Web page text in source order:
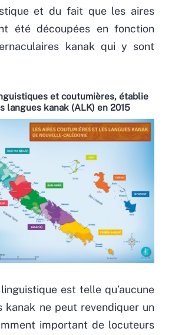
et du fait que les aires
été découpées en fonction
kanak qui y sont
et coutumières, établie
langues kanak (ALK) en 2015
est telle qu’aucune
kanak ne peut revendiquer un
important de locuteurs